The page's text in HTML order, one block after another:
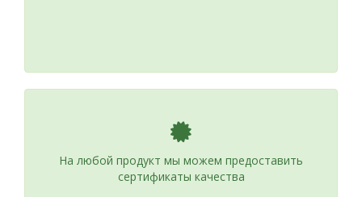
На любой продукт мы можем предоставить
сертификаты качества